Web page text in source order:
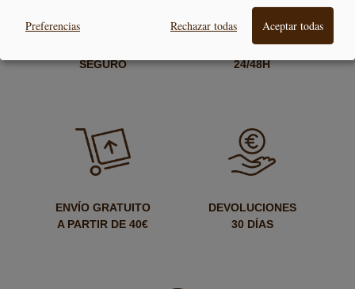
SEGURO
ENTREGA
24/48H
ENVÍO GRATUITO
A PARTIR DE 40€
DEVOLUCIONES
30 DÍAS
Preferencias Rechazar todas Aceptar todas